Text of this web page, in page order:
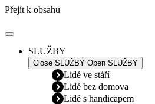
Přejít k obsahu
SLUŽBY
Close SLUŽBY Open SLUŽBY
Lidé ve stáří
Lidé bez domova
Lidé s handicapem